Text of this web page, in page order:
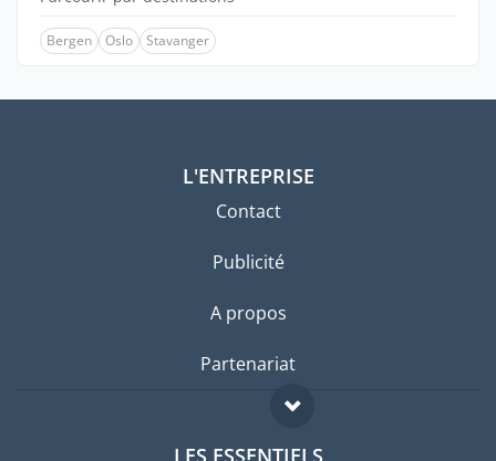
Bergen Oslo Stavanger
L'ENTREPRISE
Contact
Publicité
A propos
Partenariat